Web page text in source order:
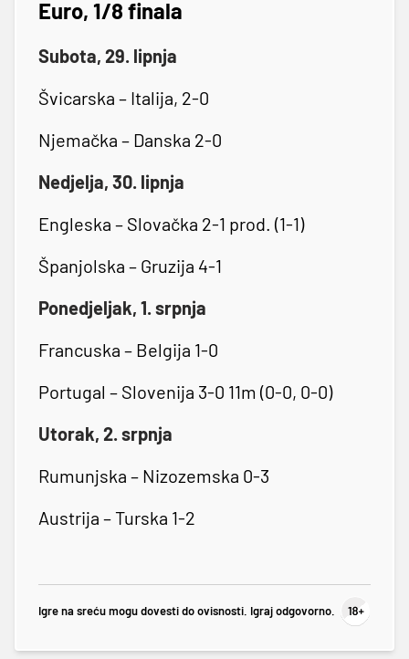
Euro, 1/8 finala
Subota, 29. lipnja
Švicarska – Italija, 2-0
Njemačka – Danska 2-0
Nedjelja, 30. lipnja
Engleska – Slovačka 2-1 prod. (1-1)
Španjolska – Gruzija 4-1
Ponedjeljak, 1. srpnja
Francuska – Belgija 1-0
Portugal – Slovenija 3-0 11m (0-0, 0-0)
Utorak, 2. srpnja
Rumunjska – Nizozemska 0-3
Austrija – Turska 1-2
Igre na sreću mogu dovesti do ovisnosti. Igraj odgovorno.